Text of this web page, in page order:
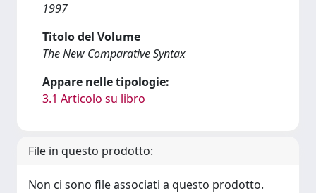
1997
Titolo del Volume
The New Comparative Syntax
Appare nelle tipologie:
3.1 Articolo su libro
File in questo prodotto:
Non ci sono file associati a questo prodotto.